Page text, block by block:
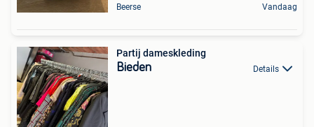
Beerse Vandaag
Partij dameskleding
Bieden Details